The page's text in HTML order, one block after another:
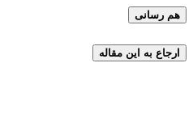
هم رسانی
ارجاع به این مقاله